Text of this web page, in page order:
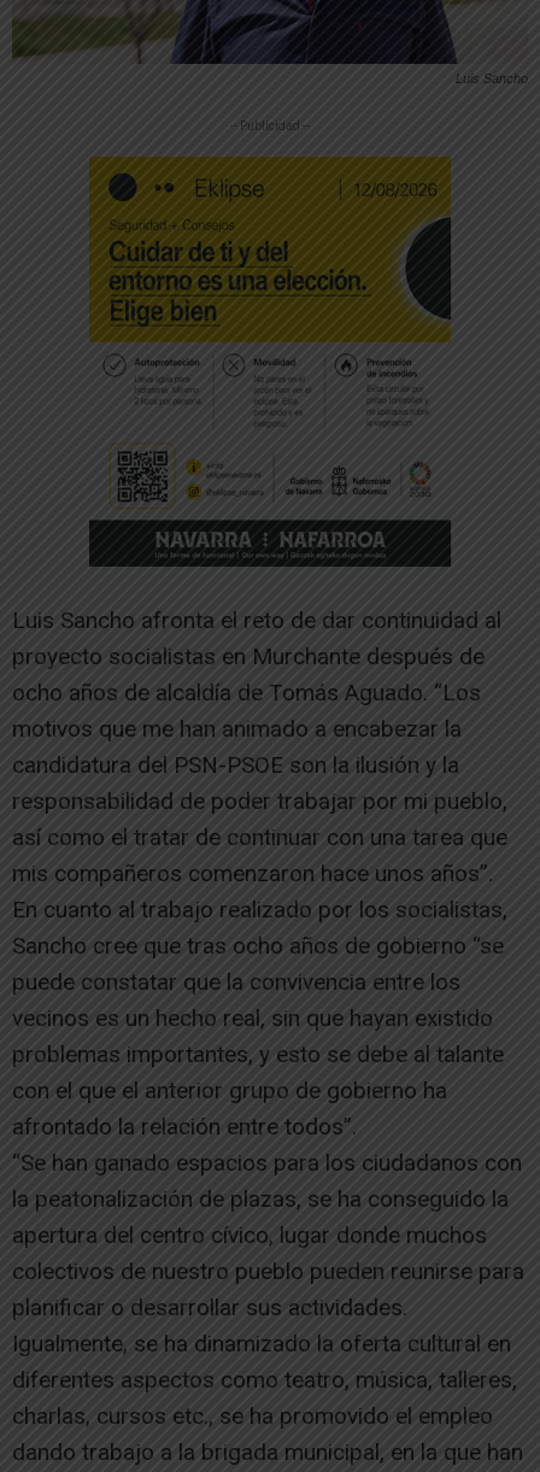
Luis Sancho
-- Publicidad --
Luis Sancho afronta el reto de dar continuidad al
proyecto socialistas en Murchante después de
ocho años de alcaldía de Tomás Aguado. “Los
motivos que me han animado a encabezar la
candidatura del PSN-PSOE son la ilusión y la
responsabilidad de poder trabajar por mi pueblo,
así como el tratar de continuar con una tarea que
mis compañeros comenzaron hace unos años”.
En cuanto al trabajo realizado por los socialistas,
Sancho cree que tras ocho años de gobierno “se
puede constatar que la convivencia entre los
vecinos es un hecho real, sin que hayan existido
problemas importantes, y esto se debe al talante
con el que el anterior grupo de gobierno ha
afrontado la relación entre todos”.
“Se han ganado espacios para los ciudadanos con
la peatonalización de plazas, se ha conseguido la
apertura del centro cívico, lugar donde muchos
colectivos de nuestro pueblo pueden reunirse para
planificar o desarrollar sus actividades.
Igualmente, se ha dinamizado la oferta cultural en
diferentes aspectos como teatro, música, talleres,
charlas, cursos etc., se ha promovido el empleo
dando trabajo a la brigada municipal, en la que han